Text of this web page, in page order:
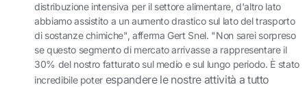
distribuzione intensiva per il settore alimentare, d'altro lato
abbiamo assistito a un aumento drastico sul lato del trasporto
di sostanze chimiche", afferma Gert Snel. "Non sarei sorpreso
se questo segmento di mercato arrivasse a rappresentare il
30% del nostro fatturato sul medio e sul lungo periodo. È stato
incredibile poter espandere le nostre attività a tutto